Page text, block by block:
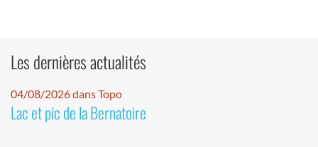
Les dernières actualités
04/08/2026 dans Topo
Lac et pic de la Bernatoire